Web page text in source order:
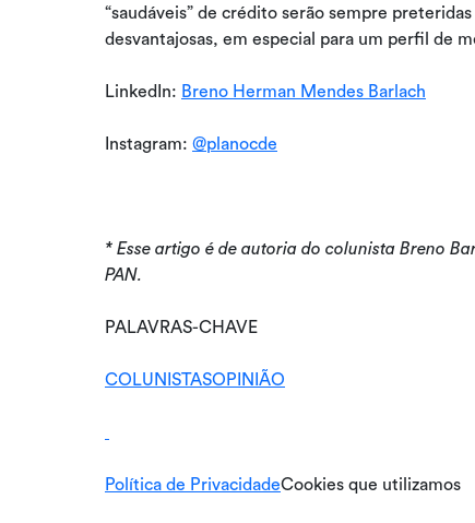
“saudáveis” de crédito serão sempre
desvantajosas, em especial para um perfil de
LinkedIn: Breno Herman Mendes Barlach
Instagram: @planocde
* Esse artigo é de autoria do colunista Breno
PAN.
PALAVRAS-CHAVE
COLUNISTASOPINIÃO
Política de PrivacidadeCookies que utilizamos